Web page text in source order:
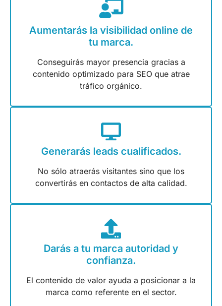
Aumentarás la visibilidad online de
tu marca.
Conseguirás mayor presencia gracias a
contenido optimizado para SEO que atrae
tráfico orgánico.
Generarás leads cualificados.
No sólo atraerás visitantes sino que los
convertirás en contactos de alta calidad.
Darás a tu marca autoridad y
confianza.
El contenido de valor ayuda a posicionar a la
marca como referente en el sector.